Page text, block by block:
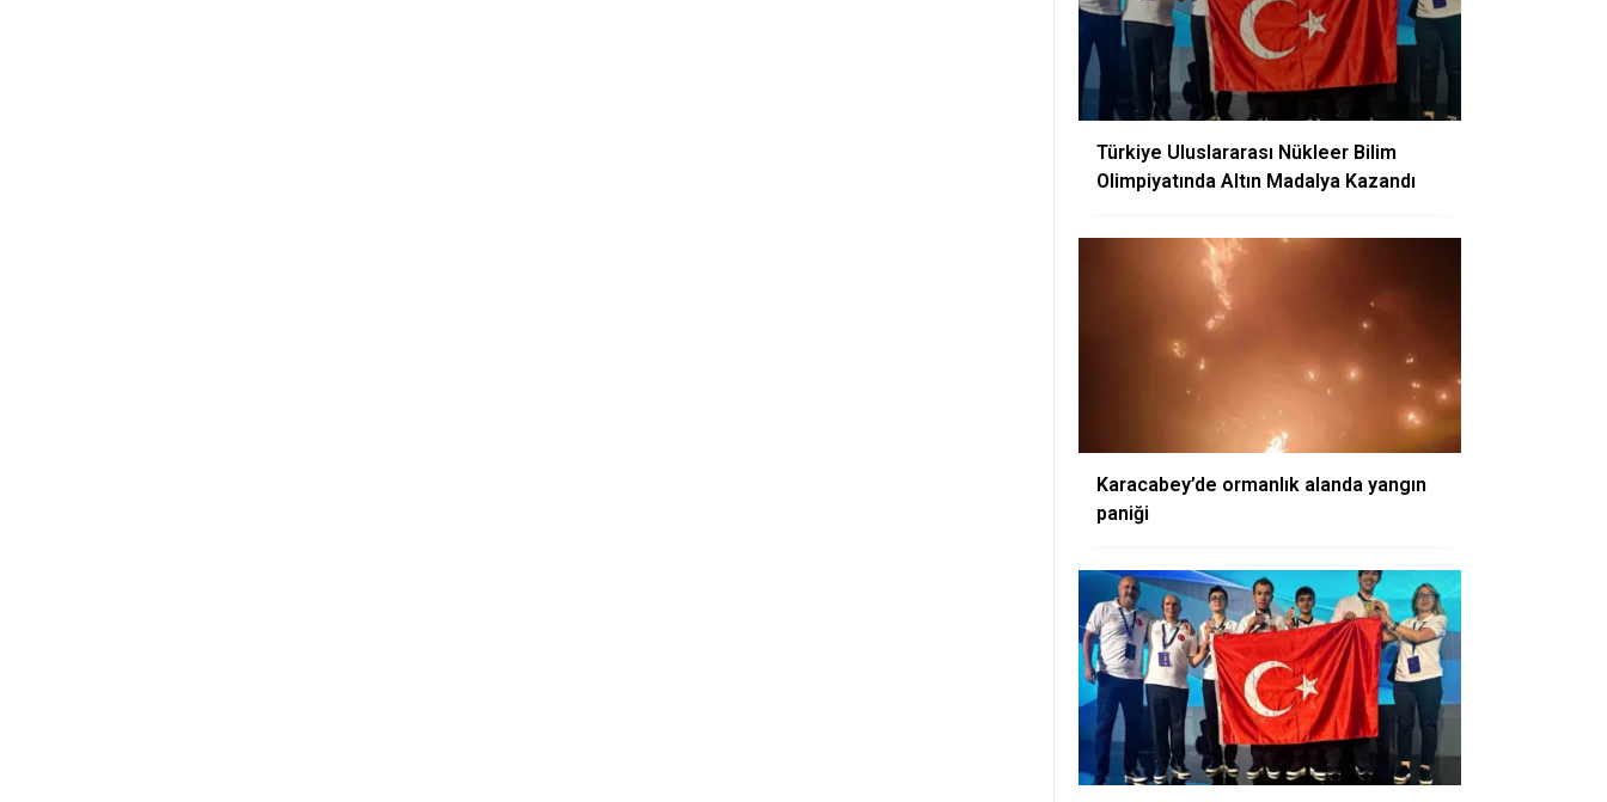
Türkiye Uluslararası Nükleer Bilim
Olimpiyatında Altın Madalya Kazandı
Karacabey’de ormanlık alanda yangın
paniği